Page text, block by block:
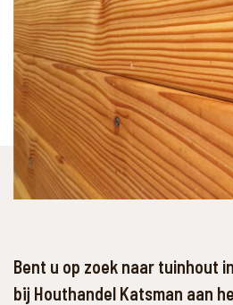
Bent u op zoek naar tuinhout
bij Houthandel Katsman aan